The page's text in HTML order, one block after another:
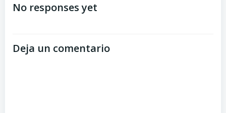
No responses yet
Deja un comentario